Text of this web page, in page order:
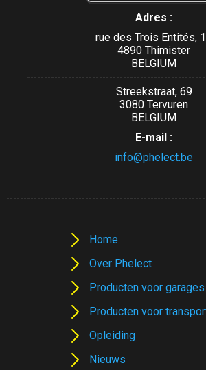
Adres :
rue des Trois Entités,
4890 Thimister
BELGIUM
Streekstraat, 69
3080 Tervuren
BELGIUM
E-mail :
info@phelect.be
Home
Over Phelect
Producten voor garages
Producten voor
Opleiding
Nieuws